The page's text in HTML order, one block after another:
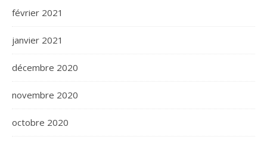
février 2021
janvier 2021
décembre 2020
novembre 2020
octobre 2020